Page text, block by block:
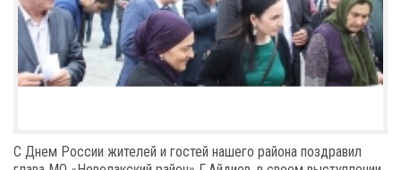
С Днем России жителей и гостей нашего района поздравил